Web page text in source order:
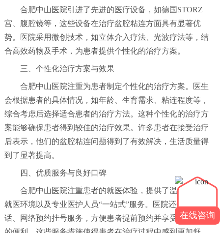
合肥中山医院引进了先进的医疗设备，如德国STORZ
宫、腹腔镜等，这些设备在治疗盆腔粘连方面具有显著优
势。医院采用微创技术，如立体介入疗法、光波疗法等，结
合高效药物及手术，为患者提供个性化的治疗方案。
三、个性化治疗方案与效果
合肥中山医院注重为患者制定个性化的治疗方案。医生
会根据患者的具体情况，如年龄、生育需求、粘连程度等，
综合考虑后选择适合患者的治疗方法。这种个性化的治疗方
案能够确保患者得到较佳的治疗效果。许多患者在接受治疗
后表示，他们的盆腔粘连问题得到了有效解决，生活质量得
到了显著提高。
四、优质服务与良好口碑
合肥中山医院注重患者的就医体验，提供了温馨舒适的
就医环境以及专业医护人员“一站式”服务。医院还开通了电
话、网络预约挂号服务，方便患者提前预约并享受优先就诊
在线咨询